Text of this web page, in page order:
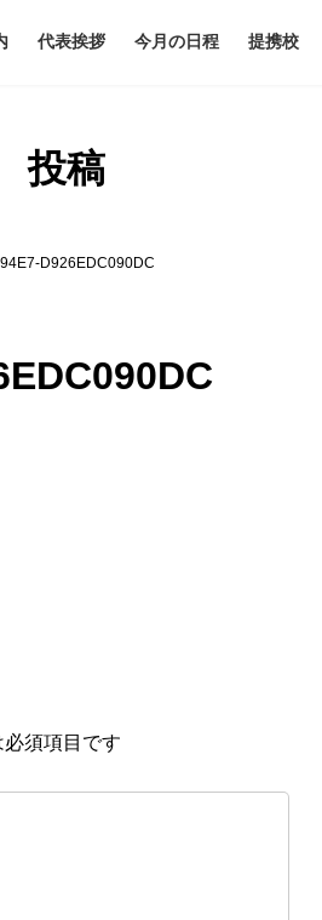
代表挨拶 今月の日程 提携校
投稿
D926EDC090DC
須項目です